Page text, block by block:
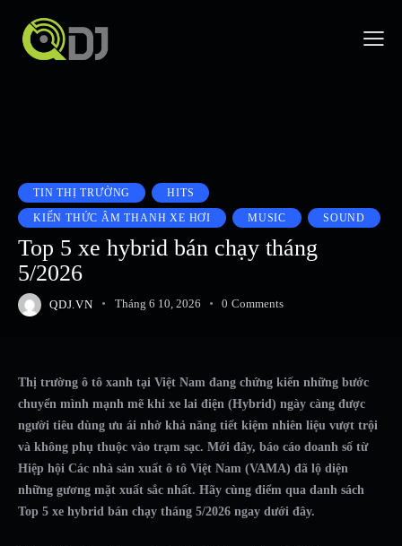
TIN THỊ TRƯỜNG
HITS
KIẾN THỨC ÂM THANH XE HƠI
MUSIC SOUND
Top 5 xe hybrid bán chạy tháng
5/2026
QDJ.VN Tháng 6 10, 2026 0 Comments
Thị trường ô tô xanh tại Việt Nam đang chứng kiến những bước
chuyển mình mạnh mẽ khi xe lai điện (Hybrid) ngày càng được
người tiêu dùng ưu ái nhờ khả năng tiết kiệm nhiên liệu vượt trội
và không phụ thuộc vào trạm sạc. Mới đây, báo cáo doanh số từ
Hiệp hội Các nhà sản xuất ô tô Việt Nam (VAMA) đã lộ diện
những gương mặt xuất sắc nhất. Hãy cùng điểm qua danh sách
Top 5 xe hybrid bán chạy tháng 5/2026 ngay dưới đây.